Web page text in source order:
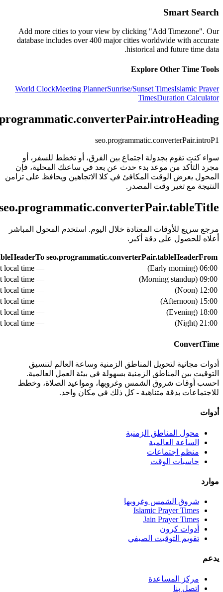
Smart Search
Add more cities to your view by clicking "Add Timezone". Our
database includes over 400 major cities worldwide with accurate
historical and future time data.
Explore Other Time Tools
World ClockMeeting PlannerSunrise/Sunset TimesIslamic Prayer
TimesDuration Calculator
seo.programmatic.converterPair.introP1
سواء كنت تقوم بجدولة اجتماع بين الفرق، أو تخطط للسفر، أو
مجرد التأكد من موعد بدء حدث عن بعد في ساعتك المحلية، فإن
المحول يعرض الوقت المكافئ في كلا الاتجاهين ويحافظ على تزامن
النتيجة مع تغير وقت المصدر.
مرجع سريع للأوقات المعتادة خلال اليوم. استخدم المحول المباشر
أعلاه للحصول على دقة أكبر.
seo.programmatic.converterPair.tableHeaderFrom
06:00
(
Early morning
)
— see live converter above for exact local time
09:00
(
Morning standup
)
— see live converter above for exact local time
12:00
(
Noon
)
— see live converter above for exact local time
15:00
(
Afternoon
)
— see live converter above for exact local time
18:00
(
Evening
)
— see live converter above for exact local time
21:00
(
Night
)
— see live converter above for exact local time
ConvertTime
أدوات مجانية لتحويل المناطق الزمنية وساعة العالم لتنسيق
التوقيت بين المناطق الزمنية بسهولة في بيئة العمل العالمية.
احسب أوقات شروق الشمس وغروبها، ومواعيد الصلاة، وخطط
للاجتماعات بدقة متناهية - كل ذلك في مكان واحد.
أدوات
محول المناطق الزمنية
الساعة العالمية
منظم اجتماعات
حاسبات الوقت
موارد
شروق الشمس وغروبها
Islamic Prayer Times
Jain Prayer Times
أدوات كرون
تقويم التوقيت الصيفي
يدعم
مركز المساعدة
اتصل بنا